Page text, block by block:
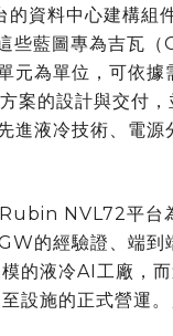
料中心建構組
藍圖專為吉瓦（
元為單位，可依據
的設計與交付，
進液冷技術、電源
NVL72平台
的經驗證、端到
的液冷AI工廠，
設施的正式營運。